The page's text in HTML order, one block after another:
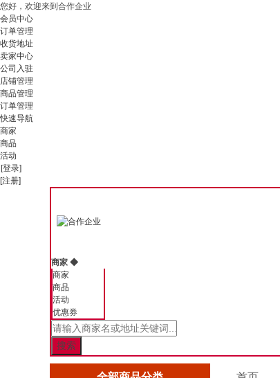
您好，欢迎来到合作企业
会员中心
订单管理
收货地址
卖家中心
公司入驻
店铺管理
商品管理
订单管理
快速导航
商家
商品
活动
[登录]
[注册]
商家 ◆
商家
商品
活动
优惠券